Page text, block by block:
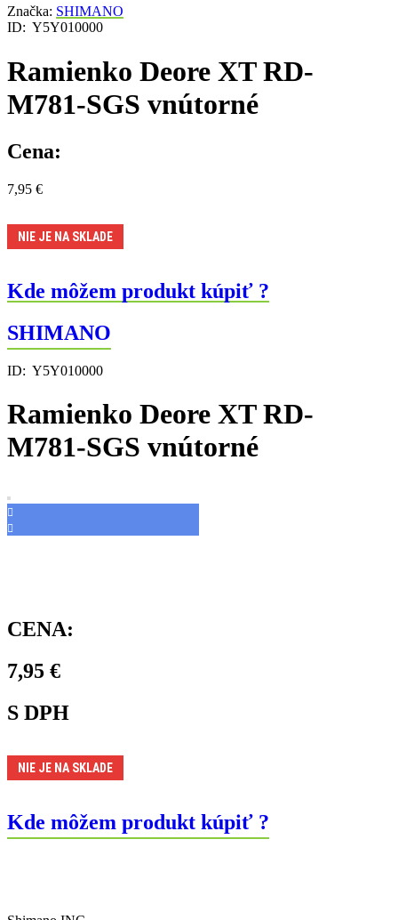
Značka: SHIMANO
ID: Y5Y010000
Ramienko Deore XT RD-
M781-SGS vnútorné
Cena:
7,95 €
NIE JE NA SKLADE
Kde môžem produkt kúpiť ?
SHIMANO
ID: Y5Y010000
Ramienko Deore XT RD-
M781-SGS vnútorné
CENA:
7,95 €
S DPH
NIE JE NA SKLADE
Kde môžem produkt kúpiť ?